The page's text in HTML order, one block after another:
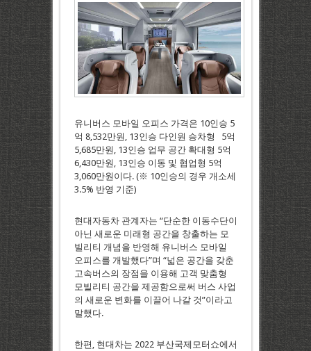
유니버스 모바일 오피스 가격은 10인승 5
억 8,532만원, 13인승 다인원 승차형 5억
5,685만원, 13인승 업무 공간 확대형 5억
6,430만원, 13인승 이동 및 협업형 5억
3,060만원이다. (※ 10인승의 경우 개소세
3.5% 반영 기준)
현대자동차 관계자는 “단순한 이동수단이
아닌 새로운 미래형 공간을 창출하는 모
빌리티 개념을 반영해 유니버스 모바일
오피스를 개발했다”며 “넓은 공간을 갖춘
고속버스의 장점을 이용해 고객 맞춤형
모빌리티 공간을 제공함으로써 버스 사업
의 새로운 변화를 이끌어 나갈 것”이라고
말했다.
한편, 현대차는 2022 부산국제모터쇼에서